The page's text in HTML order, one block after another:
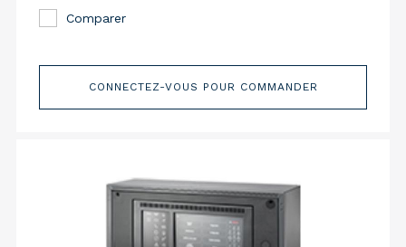
Comparer
CONNECTEZ-VOUS POUR COMMANDER